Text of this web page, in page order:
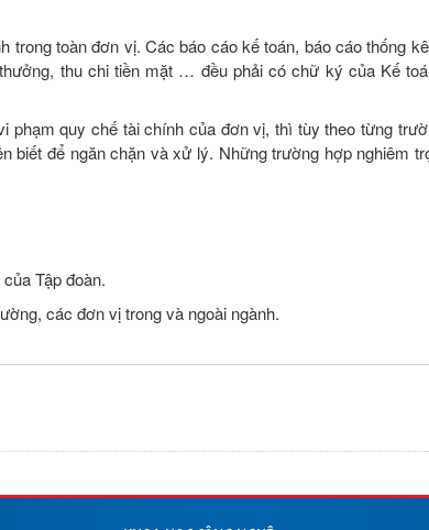
toàn đơn vị. Các báo cáo kế toán, báo cáo thống
thu chi tiền mặt … đều phải có chữ ký của Kế
phạm quy chế tài chính của đơn vị, thì tùy theo từng
biết để ngăn chặn và xử lý. Những trường hợp nghiêm
Tập đoàn.
các đơn vị trong và ngoài ngành.